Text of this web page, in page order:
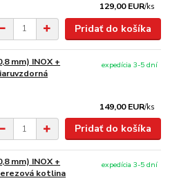
129,00 EUR/ks
Pridať do košíka
mm) INOX +
149,00 EUR/ks
expedícia 3-5 dní
Pridať do košíka
mm) INOX +
kotlina
expedícia 3-5 dní